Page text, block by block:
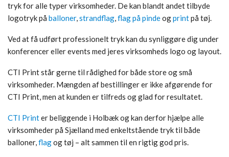
tryk for alle typer virksomheder. De kan blandt andet tilbyde
logotryk på balloner,strandflag,flag på pindeogprintpå tøj.
Ved at få udført professionelt tryk kan du synliggøre dig under
konferencer eller events med jeres virksomheds logo og layout.
CTI Print står gerne til rådighed for både store og små
virksomheder. Mængden af bestillinger er ikke afgørende for
CTI Print, men at kunden er tilfreds og glad for resultatet.
CTI Printer beliggende i Holbæk og kan derfor hjælpe alle
virksomheder på Sjælland med enkeltstående tryk til både
balloner,flagog tøj – alt sammen til en rigtig god pris.